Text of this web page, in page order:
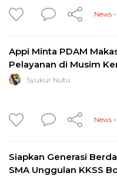
News -
Appi Minta PDAM
Pelayanan di Musim
Syukur Nutu
News -
Siapkan Generasi
SMA Unggulan KKSS